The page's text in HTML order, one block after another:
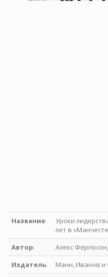
Название:
Уроки
лет в
Автор:
Алекс
Издатель:
Манн, Иванов и